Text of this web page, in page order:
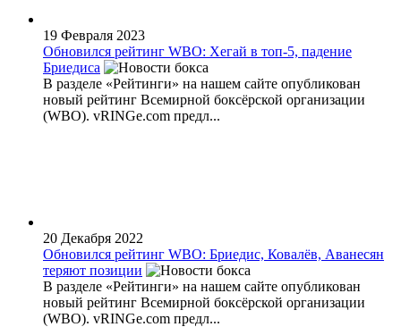
19 Февраля 2023
Обновился рейтинг WBO: Хегай в топ-5, падение
Бриедиса
В разделе «Рейтинги» на нашем сайте опубликован
новый рейтинг Всемирной боксёрской организации
(WBО). vRINGe.com предл...
20 Декабря 2022
Обновился рейтинг WBO: Бриедис, Ковалёв, Аванесян
теряют позиции
В разделе «Рейтинги» на нашем сайте опубликован
новый рейтинг Всемирной боксёрской организации
(WBО). vRINGe.com предл...